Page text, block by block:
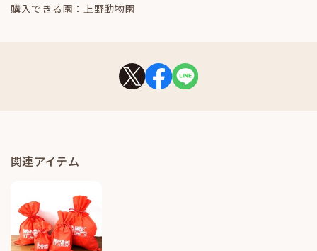
購入できる園：上野動物園
関連アイテム